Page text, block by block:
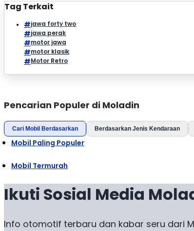
Tag Terkait
jawa forty two
jawa perak
motor jawa
motor klasik
Motor Retro
Pencarian Populer di Moladin
Cari Mobil Berdasarkan Berdasarkan Jenis Kendaraan
Mobil Paling Populer
Mobil Termurah
Ikuti Sosial Media
Info otomotif terbaru dan kabar seru dari